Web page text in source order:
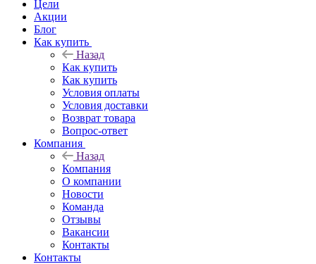
Цели
Акции
Блог
Как купить
Назад
Как купить
Как купить
Условия оплаты
Условия доставки
Возврат товара
Вопрос-ответ
Компания
Назад
Компания
О компании
Новости
Команда
Отзывы
Вакансии
Контакты
Контакты